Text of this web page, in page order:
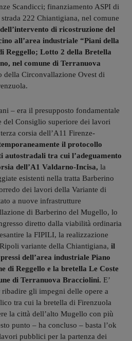
Scandicci; finanziamento ASPI di
222 Chiantigiana, nel comune
di ricostruzione del
all’area industriale “Piani della
Reggello; Lotto 2 della Bretella
nel comune di Terranuova
della Circonvallazione Ovest di
– era il presupposto fondamentale
del Consiglio superiore dei lavori
corsia dell’A11 Firenze-
il protocollo
tra cui l’adeguamento
dell’A1 Valdarno-Incisa, la
esistenti nella tratta Barberino
dei lavori della Variante di
a nuove infrastrutture
di Barberino del Mugello, lo
diretto dalla viabilità ordinaria
la FIPILI, la realizzazione
variante della Chiantigiana, il
dell’area industriale Piano
di Reggello e la bretella Le Coste
di Terranuova Bracciolini. E’
ribadire gli impegni delle opere a
tra cui la bretella di Firenzuola
la città dell’alto Mugello con più
punto – ha concluso – basta l’ok
pubblici per la partenza dei